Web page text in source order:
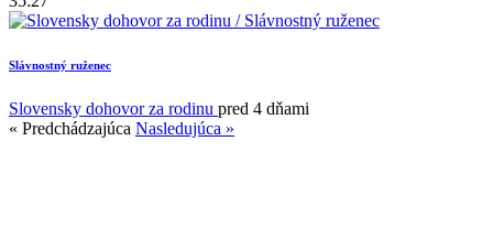
Slávnostný ruženec
Slovensky dohovor za rodinu pred 4 dňami
« Predchádzajúca Nasledujúca »